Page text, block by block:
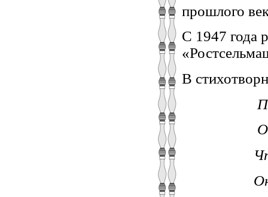
прошлого
С 1947 года
В
Потом
Он
Что это
Он